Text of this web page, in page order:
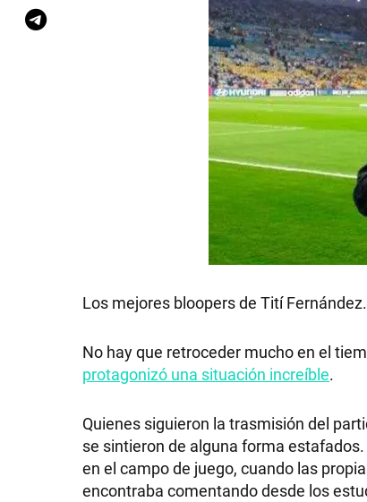
Los mejores bloopers de Tití
No hay que retroceder mucho en el
protagonizó una situación increíble.
Quienes siguieron la trasmisión del
se sintieron de alguna forma
en el campo de juego, cuando las
encontraba comentando desde los